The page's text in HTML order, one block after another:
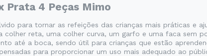
Prata 4 Peças Mimo
para tornar as refeições das crianças mais práticas e
colher reta, uma colher curva, um garfo e uma faca sem
até a boca, sendo útil para crianças que estão
para proporcionar um uso mais adequado ao